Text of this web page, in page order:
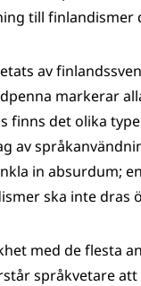
till finlandismer
av
markerar
finns det olika
av
in absurdum;
ska inte dras
med de flesta
språkvetare